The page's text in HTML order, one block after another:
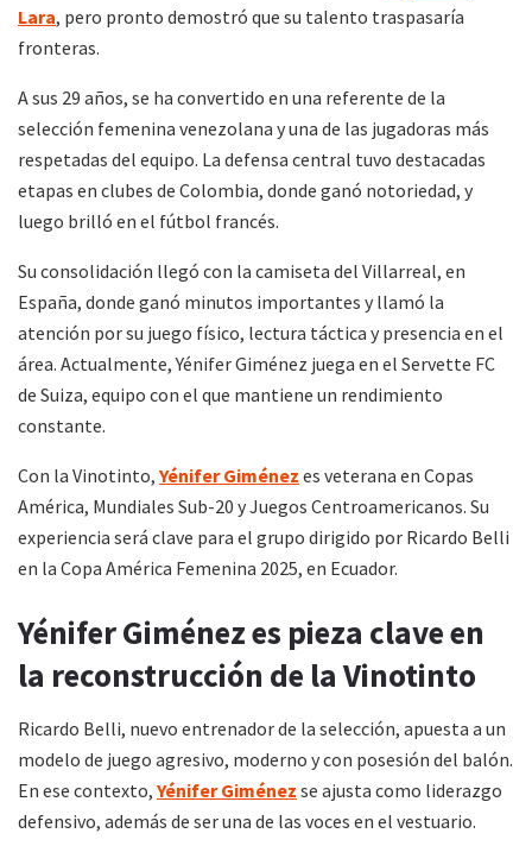
Lara, pero pronto demostró que su talento traspasaría
fronteras.
A sus 29 años, se ha convertido en una referente de la
selección femenina venezolana y una de las jugadoras más
respetadas del equipo. La defensa central tuvo destacadas
etapas en clubes de Colombia, donde ganó notoriedad, y
luego brilló en el fútbol francés.
Su consolidación llegó con la camiseta del Villarreal, en
España, donde ganó minutos importantes y llamó la
atención por su juego físico, lectura táctica y presencia en el
área. Actualmente, Yénifer Giménez juega en el Servette FC
de Suiza, equipo con el que mantiene un rendimiento
constante.
Con la Vinotinto, Yénifer Giménez es veterana en Copas
América, Mundiales Sub-20 y Juegos Centroamericanos. Su
experiencia será clave para el grupo dirigido por Ricardo Belli
en la Copa América Femenina 2025, en Ecuador.
Yénifer Giménez es pieza clave en
la reconstrucción de la Vinotinto
Ricardo Belli, nuevo entrenador de la selección, apuesta a un
modelo de juego agresivo, moderno y con posesión del balón.
En ese contexto, Yénifer Giménez se ajusta como liderazgo
defensivo, además de ser una de las voces en el vestuario.